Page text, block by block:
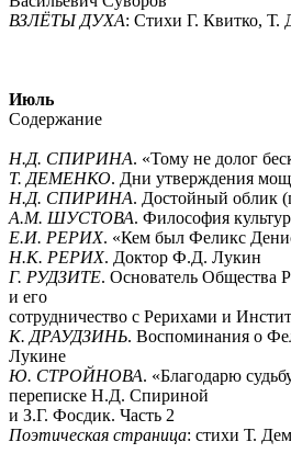
ВЗЛЁТЫ ДУХА: Стихи Г. Квитко, Т.
Июль
Содержание
Н.Д. СПИРИНА. «Тому не долог
Т. ДЕМЕНКО. Дни утверждения
Н.Д. СПИРИНА. Достойный облик
А.М. ШУСТОВА. Философия
Е.И. РЕРИХ. «Кем был Феликс
Н.К. РЕРИХ. Доктор Ф.Д. Лукин
Г. РУДЗИТЕ. Основатель Общества
и его
сотрудничество с Рерихами и
К. ДРАУДЗИНЬ. Воспоминания о
Лукине
Ю. СТРОЙНОВА. «Благодарю
переписке Н.Д. Спириной
и З.Г. Фосдик. Часть 2
Поэтическая страница: стихи Т.